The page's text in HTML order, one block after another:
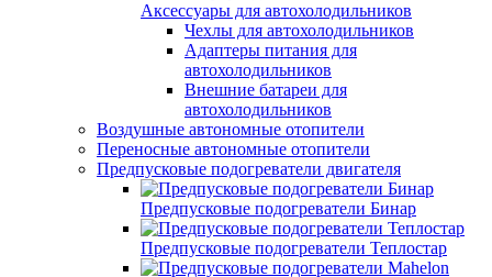
Аксессуары для автохолодильников
Чехлы для автохолодильников
Адаптеры питания для
автохолодильников
Внешние батареи для
автохолодильников
Воздушные автономные отопители
Переносные автономные отопители
Предпусковые подогреватели двигателя
Предпусковые подогреватели Бинар
Предпусковые подогреватели Теплостар